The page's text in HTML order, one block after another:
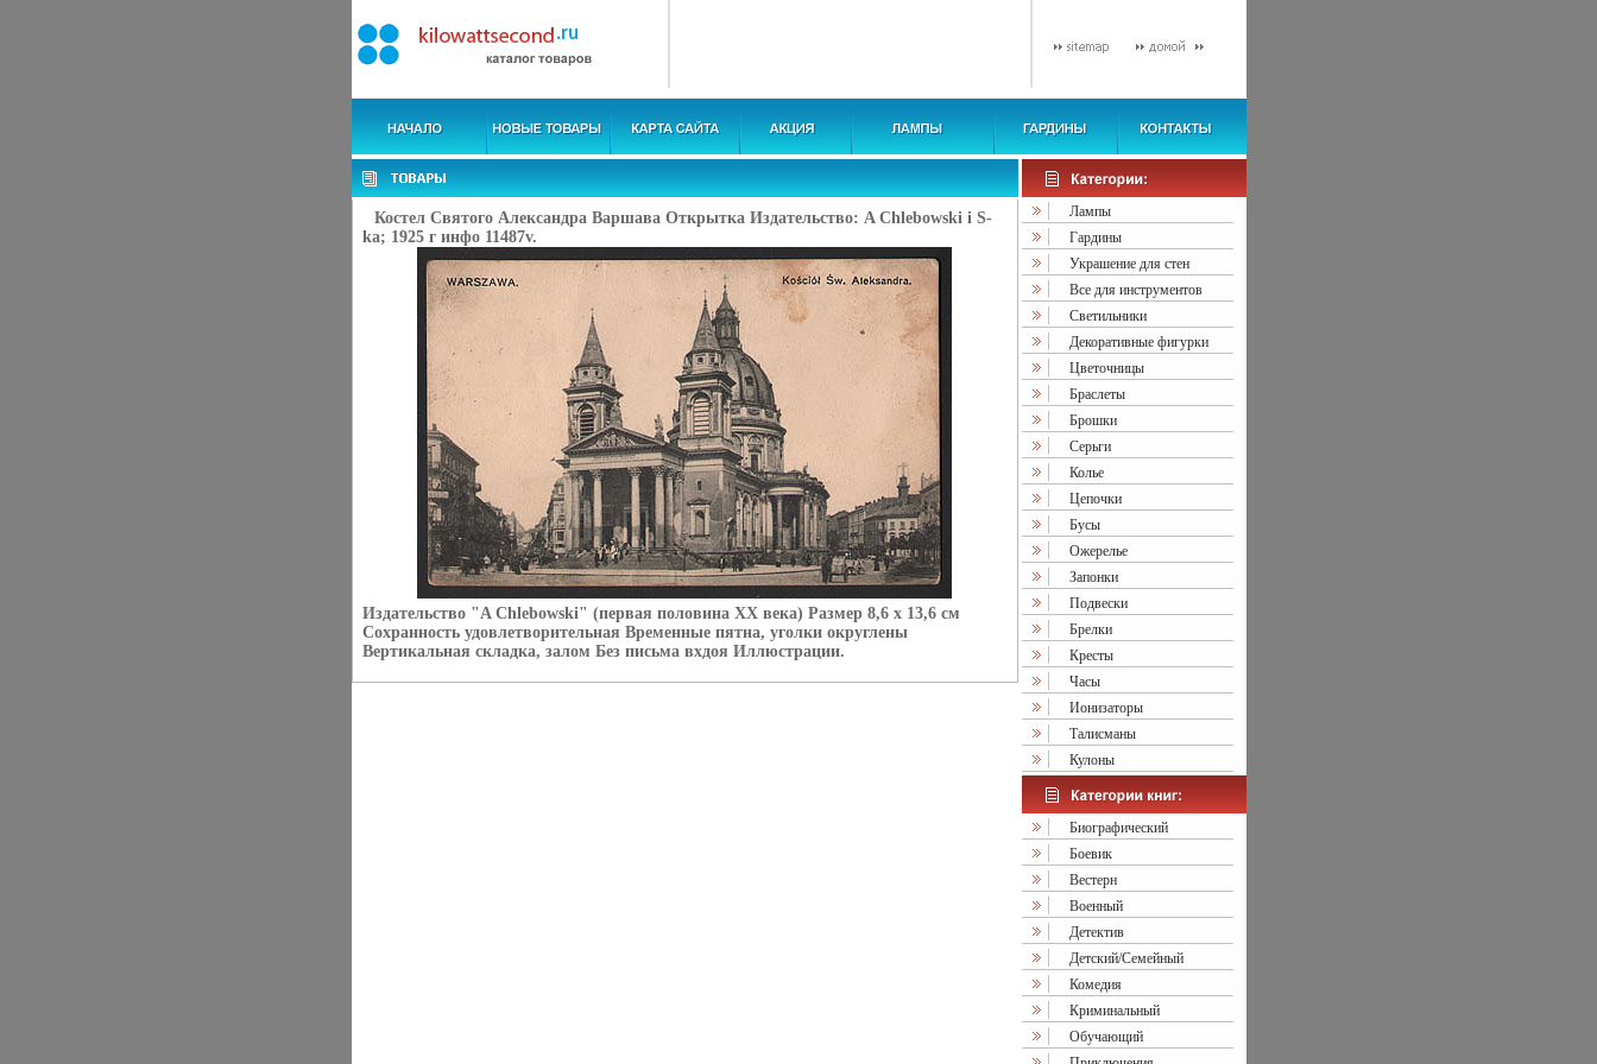
Костел Святого Александра Варшава Открытка Издательство: A Chlebowski i S-
ka; 1925 г инфо 11487v.
Издательство "A Chlebowski" (первая половина ХХ века) Размер 8,6 х 13,6 см
Сохранность удовлетворительная Временные пятна, уголки округлены
Вертикальная складка, залом Без письма вхдоя Иллюстрации.
Лампы
Гардины
Украшение для стен
Все для инструментов
Светильники
Декоративные фигурки
Цветочницы
Браслеты
Брошки
Серьги
Колье
Цепочки
Бусы
Ожерелье
Запонки
Подвески
Брелки
Кресты
Часы
Ионизаторы
Талисманы
Кулоны
Биографический
Боевик
Вестерн
Военный
Детектив
Детский/Семейный
Комедия
Криминальный
Обучающий